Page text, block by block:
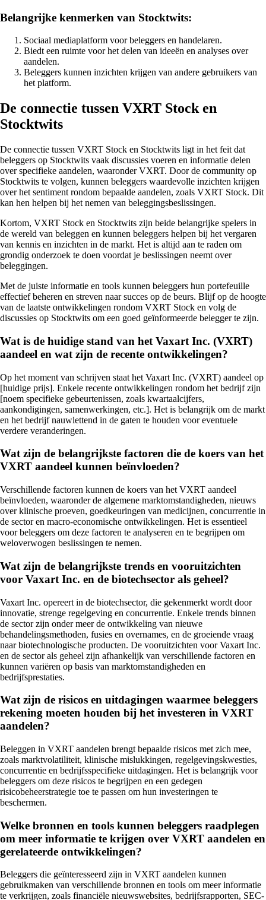
Belangrijke kenmerken van Stocktwits:
Sociaal mediaplatform voor beleggers en handelaren.
Biedt een ruimte voor het delen van ideeën en analyses over
aandelen.
Beleggers kunnen inzichten krijgen van andere gebruikers van
het platform.
De connectie tussen VXRT Stock en
Stocktwits
De connectie tussen VXRT Stock en Stocktwits ligt in het feit dat
beleggers op Stocktwits vaak discussies voeren en informatie delen
over specifieke aandelen, waaronder VXRT. Door de community op
Stocktwits te volgen, kunnen beleggers waardevolle inzichten krijgen
over het sentiment rondom bepaalde aandelen, zoals VXRT Stock. Dit
kan hen helpen bij het nemen van beleggingsbeslissingen.
Kortom, VXRT Stock en Stocktwits zijn beide belangrijke spelers in
de wereld van beleggen en kunnen beleggers helpen bij het vergaren
van kennis en inzichten in de markt. Het is altijd aan te raden om
grondig onderzoek te doen voordat je beslissingen neemt over
beleggingen.
Met de juiste informatie en tools kunnen beleggers hun portefeuille
effectief beheren en streven naar succes op de beurs. Blijf op de hoogte
van de laatste ontwikkelingen rondom VXRT Stock en volg de
discussies op Stocktwits om een goed geïnformeerde belegger te zijn.
Wat is de huidige stand van het Vaxart Inc. (VXRT)
aandeel en wat zijn de recente ontwikkelingen?
Op het moment van schrijven staat het Vaxart Inc. (VXRT) aandeel op
[huidige prijs]. Enkele recente ontwikkelingen rondom het bedrijf zijn
[noem specifieke gebeurtenissen, zoals kwartaalcijfers,
aankondigingen, samenwerkingen, etc.]. Het is belangrijk om de markt
en het bedrijf nauwlettend in de gaten te houden voor eventuele
verdere veranderingen.
Wat zijn de belangrijkste factoren die de koers van het
VXRT aandeel kunnen beïnvloeden?
Verschillende factoren kunnen de koers van het VXRT aandeel
beïnvloeden, waaronder de algemene marktomstandigheden, nieuws
over klinische proeven, goedkeuringen van medicijnen, concurrentie in
de sector en macro-economische ontwikkelingen. Het is essentieel
voor beleggers om deze factoren te analyseren en te begrijpen om
weloverwogen beslissingen te nemen.
Wat zijn de belangrijkste trends en vooruitzichten
voor Vaxart Inc. en de biotechsector als geheel?
Vaxart Inc. opereert in de biotechsector, die gekenmerkt wordt door
innovatie, strenge regelgeving en concurrentie. Enkele trends binnen
de sector zijn onder meer de ontwikkeling van nieuwe
behandelingsmethoden, fusies en overnames, en de groeiende vraag
naar biotechnologische producten. De vooruitzichten voor Vaxart Inc.
en de sector als geheel zijn afhankelijk van verschillende factoren en
kunnen variëren op basis van marktomstandigheden en
bedrijfsprestaties.
Wat zijn de risicos en uitdagingen waarmee beleggers
rekening moeten houden bij het investeren in VXRT
aandelen?
Beleggen in VXRT aandelen brengt bepaalde risicos met zich mee,
zoals marktvolatiliteit, klinische mislukkingen, regelgevingskwesties,
concurrentie en bedrijfsspecifieke uitdagingen. Het is belangrijk voor
beleggers om deze risicos te begrijpen en een gedegen
risicobeheerstrategie toe te passen om hun investeringen te
beschermen.
Welke bronnen en tools kunnen beleggers raadplegen
om meer informatie te krijgen over VXRT aandelen en
gerelateerde ontwikkelingen?
Beleggers die geïnteresseerd zijn in VXRT aandelen kunnen
gebruikmaken van verschillende bronnen en tools om meer informatie
te verkrijgen, zoals financiële nieuwswebsites, bedrijfsrapporten, SEC-